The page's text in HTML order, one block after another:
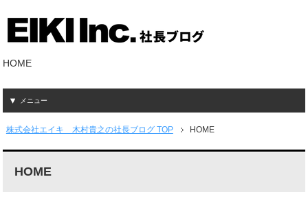
HOME
メニュー
株式会社エイキ 木村貴之の社長ブログ TOP HOME
HOME